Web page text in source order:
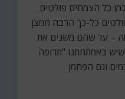
כל הצמחים פולטים
כל-כך הרבה חמצן
– עד שהם משנים את
באמתחתנו "תרופה
וגם הפחמן